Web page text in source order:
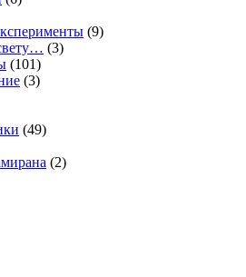
(9)
(3)
(101)
(3)
(49)
(2)